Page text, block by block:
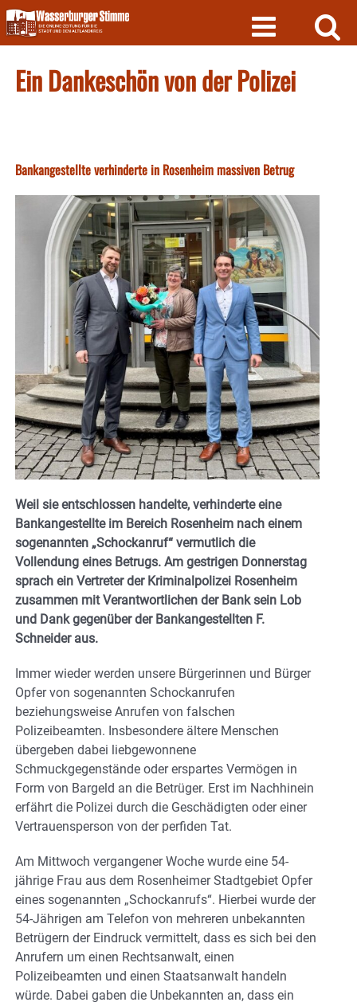
Skip
to
content
Ein Dankeschön von der Polizei
Bankangestellte verhinderte in Rosenheim massiven Betrug
Weil sie entschlossen handelte, verhinderte eine
Bankangestellte im Bereich Rosenheim nach einem
sogenannten „Schockanruf“ vermutlich die
Vollendung eines Betrugs. Am gestrigen Donnerstag
sprach ein Vertreter der Kriminalpolizei Rosenheim
zusammen mit Verantwortlichen der Bank sein Lob
und Dank gegenüber der Bankangestellten F.
Schneider aus.
Immer wieder werden unsere Bürgerinnen und Bürger
Opfer von sogenannten Schockanrufen
beziehungsweise Anrufen von falschen
Polizeibeamten. Insbesondere ältere Menschen
übergeben dabei liebgewonnene
Schmuckgegenstände oder erspartes Vermögen in
Form von Bargeld an die Betrüger. Erst im Nachhinein
erfährt die Polizei durch die Geschädigten oder einer
Vertrauensperson von der perfiden Tat.
Am Mittwoch vergangener Woche wurde eine 54-
jährige Frau aus dem Rosenheimer Stadtgebiet Opfer
eines sogenannten „Schockanrufs“. Hierbei wurde der
54-Jährigen am Telefon von mehreren unbekannten
Betrügern der Eindruck vermittelt, dass es sich bei den
Anrufern um einen Rechtsanwalt, einen
Polizeibeamten und einen Staatsanwalt handeln
würde. Dabei gaben die Unbekannten an, dass ein